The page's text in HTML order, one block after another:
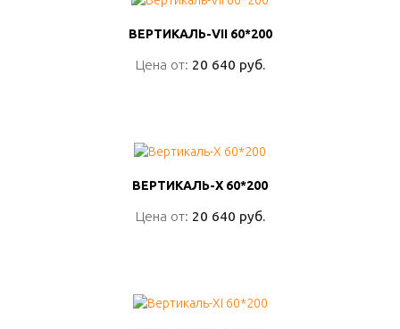
ВЕРТИКАЛЬ-VII 60*200
Цена от: 20 640 руб.
ВЕРТИКАЛЬ-VII 60*200
Цена от: 20 640 руб.
ВЕРТИКАЛЬ-X 60*200
Цена от: 20 640 руб.
ВЕРТИКАЛЬ-X 60*200
Цена от: 20 640 руб.